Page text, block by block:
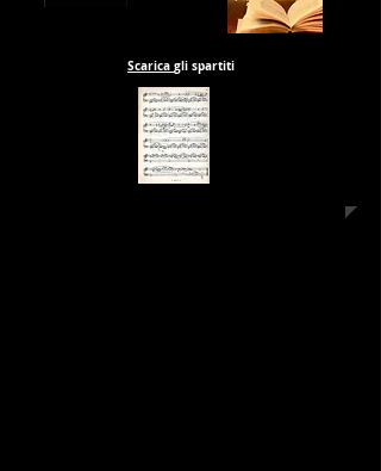
Scarica gli spartiti